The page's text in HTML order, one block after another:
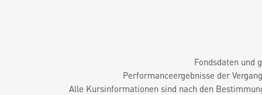
Fondsdaten und
Performanceergebnisse der
Alle Kursinformationen sind nach den